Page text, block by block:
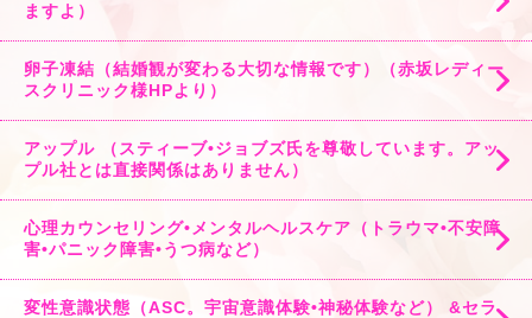
ますよ）
卵子凍結（結婚観が変わる大切な情報です）（赤坂レディー
スクリニック様HPより）
アップル （スティーブ•ジョブズ氏を尊敬しています。アッ
プル社とは直接関係はありません）
心理カウンセリング•メンタルヘルスケア（トラウマ•不安障
害•パニック障害•うつ病など）
変性意識状態（ASC。宇宙意識体験•神秘体験など） &セラ